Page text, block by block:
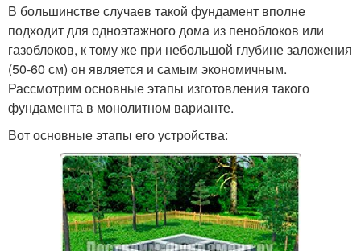
В большинстве случаев такой фундамент вполне
подходит для одноэтажного дома из пеноблоков или
газоблоков, к тому же при небольшой глубине заложения
(50-60 см) он является и самым экономичным.
Рассмотрим основные этапы изготовления такого
фундамента в монолитном варианте.
Вот основные этапы его устройства: